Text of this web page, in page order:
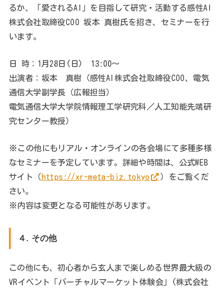
るか、「愛されるAI」を目指して研究・活動する感性AI
株式会社取締役COO 坂本 真樹氏を招き、セミナーを行
います。
日 時：1月28日(日) 13:00～
出演者：坂本 真樹（感性AI株式会社取締役COO、電気
通信大学副学長（広報担当）
電気通信大学大学院情報理工学研究科／人工知能先端研
究センター教授）
※この他にもリアル・オンラインの各会場にて多種多様
なセミナーを予定しています。詳細や時間は、公式WEB
サイト（https://xr-meta-biz.tokyo
）をご覧くだ
さい。
※内容は変更となる可能性があります。
４. その他
この他にも、初心者から玄人まで楽しめる世界最大級の
VRイベント「バーチャルマーケット体験会」(株式会社